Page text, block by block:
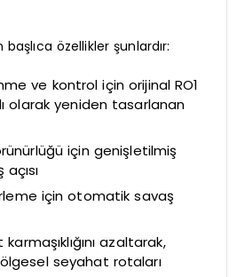
başlıca özellikler şunlardır:
ve kontrol için orijinal RO1
olarak yeniden tasarlanan
için genişletilmiş
için otomatik savaş
azaltarak,
seyahat rotaları